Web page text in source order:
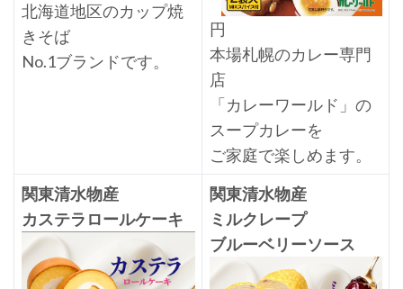
北海道地区のカップ焼
きそば
No.1ブランドです。
円
本場札幌のカレー専門
店
「カレーワールド」の
スープカレーを
ご家庭で楽しめます。
関東清水物産
カステラロールケーキ
関東清水物産
ミルクレープ
ブルーベリーソース